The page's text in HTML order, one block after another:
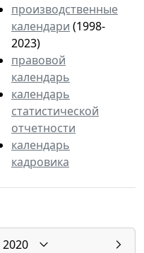
производственные
календари (1998-
2023)
правовой
календарь
календарь
статистической
отчетности
календарь
кадровика
2020